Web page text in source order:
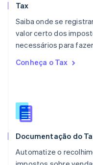
Tax
Saiba onde se
valor certo dos
necessários para
Conheça o Tax
Documentação do
Automatize o
Noruega
English
Nova Zelândia
Países Baixos
Portugal
Português
English简体中文
Reino Unido